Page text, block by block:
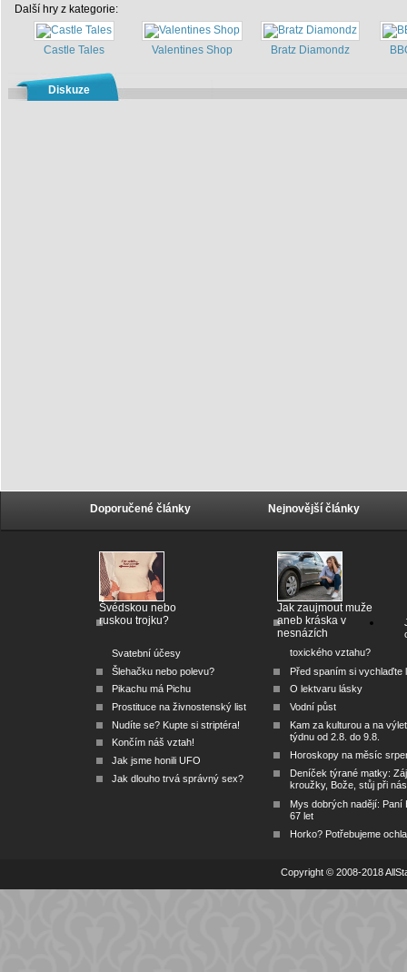
Další hry z kategorie:
Castle Tales Valentines Shop Bratz Diamondz
Diskuze
Doporučené články
Švédskou nebo
ruskou trojku?
Svatební účesy
Šlehačku nebo polevu?
Pikachu má Pichu
Prostituce na živnostenský list
Nudíte se? Kupte si striptéra!
Končím náš vztah!
Jak jsme honili UFO
Jak dlouho trvá správný sex?
Nejnovější články
Jak zaujmout muže
aneb kráska v
nesnázích
toxického vztahu?
Před spaním si vychlaďte
O lektvaru lásky
Vodní půst
Kam za kulturou a na
týdnu od 2.8. do 9.8.
Horoskopy na měsíc
Deníček týrané matky:
kroužky, Bože, stůj při nás
Mys dobrých nadějí: Paní
67 let
Horko? Potřebujeme
Copyright © 2008-2018